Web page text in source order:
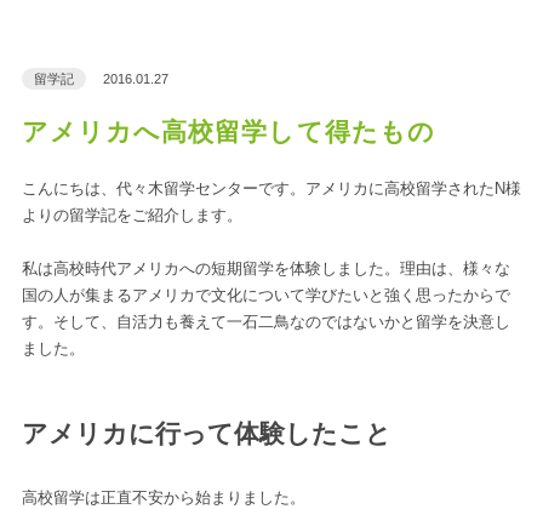
留学記 2016.01.27
アメリカへ高校留学して得たもの
こんにちは、代々木留学センターです。アメリカに高校留学されたN様
よりの留学記をご紹介します。
私は高校時代アメリカへの短期留学を体験しました。理由は、様々な
国の人が集まるアメリカで文化について学びたいと強く思ったからで
す。そして、自活力も養えて一石二鳥なのではないかと留学を決意し
ました。
アメリカに行って体験したこと
高校留学は正直不安から始まりました。